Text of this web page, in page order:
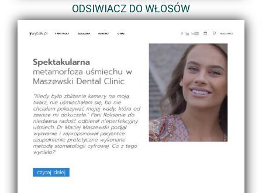
ODSIWIACZ DO WŁOSÓW